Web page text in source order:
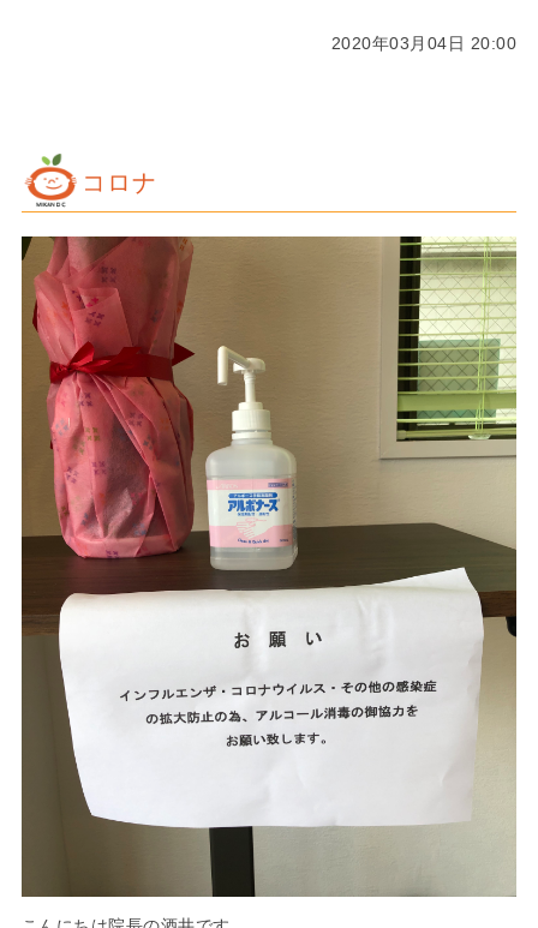
2020年03月04日 20:00
コロナ